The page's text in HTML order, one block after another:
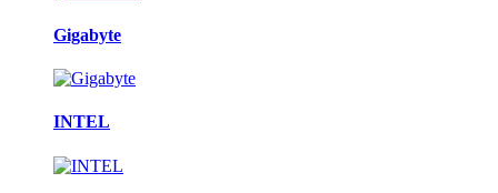
Gigabyte
INTEL